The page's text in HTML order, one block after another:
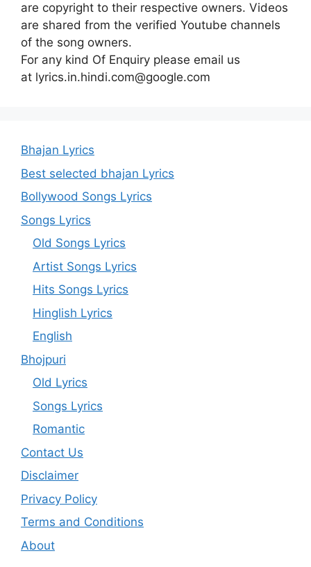
are copyright to their respective owners. Videos
are shared from the verified Youtube channels
of the song owners.
For any kind Of Enquiry please email us
at lyrics.in.hindi.com@google.com
Bhajan Lyrics
Best selected bhajan Lyrics
Bollywood Songs Lyrics
Songs Lyrics
Old Songs Lyrics
Artist Songs Lyrics
Hits Songs Lyrics
Hinglish Lyrics
English
Bhojpuri
Old Lyrics
Songs Lyrics
Romantic
Contact Us
Disclaimer
Privacy Policy
Terms and Conditions
About